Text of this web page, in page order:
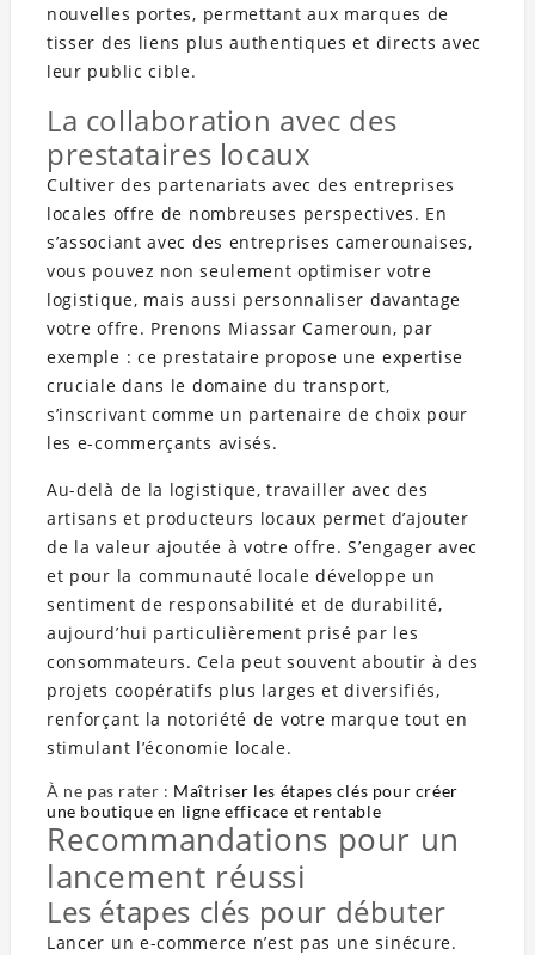
nouvelles portes, permettant aux marques de
tisser des liens plus authentiques et directs avec
leur public cible.
La collaboration avec des
prestataires locaux
Cultiver des partenariats avec des entreprises
locales offre de nombreuses perspectives. En
s’associant avec des entreprises camerounaises,
vous pouvez non seulement optimiser votre
logistique, mais aussi personnaliser davantage
votre offre. Prenons Miassar Cameroun, par
exemple : ce prestataire propose une expertise
cruciale dans le domaine du transport,
s’inscrivant comme un partenaire de choix pour
les e-commerçants avisés.
Au-delà de la logistique, travailler avec des
artisans et producteurs locaux permet d’ajouter
de la valeur ajoutée à votre offre. S’engager avec
et pour la communauté locale développe un
sentiment de responsabilité et de durabilité,
aujourd’hui particulièrement prisé par les
consommateurs. Cela peut souvent aboutir à des
projets coopératifs plus larges et diversifiés,
renforçant la notoriété de votre marque tout en
stimulant l’économie locale.
À ne pas rater : Maîtriser les étapes clés pour créer
une boutique en ligne efficace et rentable
Recommandations pour un
lancement réussi
Les étapes clés pour débuter
Lancer un e-commerce n’est pas une sinécure.